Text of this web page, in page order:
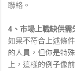
聯絡。
4、市場上職缺供需
如果不符合上述條
的人員，但你是特
上，這樣的例子像